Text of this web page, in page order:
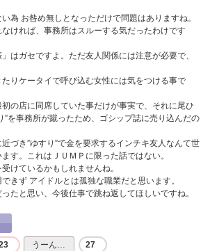
為 お咎め無しとなっただけで問題はありますね。
ければ、事務所はスルーする気だったわけです
はガセですよ。ただ友人関係には注意が必要で、
りケータイで呼び込む女性には気をつける事で
の店に同席していた事だけが事実で、それに尾ひ
”を事務所が蹴ったため、ゴシップ誌に売り込んだの
近づき”ゆすり”で金を要求するインチキ友人なんて世
す。これはＪＵＭＰに限った話ではない。
けているかもしれませんね。
きず アイドルとは孤独な職業だと思います。
たと思い、今後仕事で跳ね返してほしいですね。
うーん… 27